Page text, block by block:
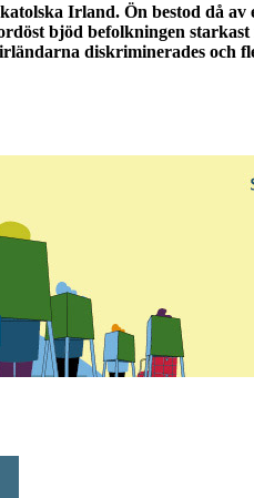
Irland. Ön bestod då
bjöd befolkningen
diskriminerades